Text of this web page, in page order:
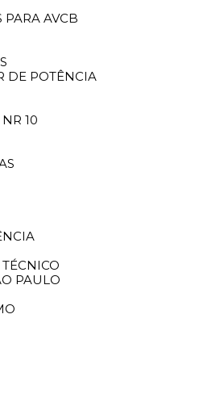
PARA AVCB
DE POTÊNCIA
10
PAULO